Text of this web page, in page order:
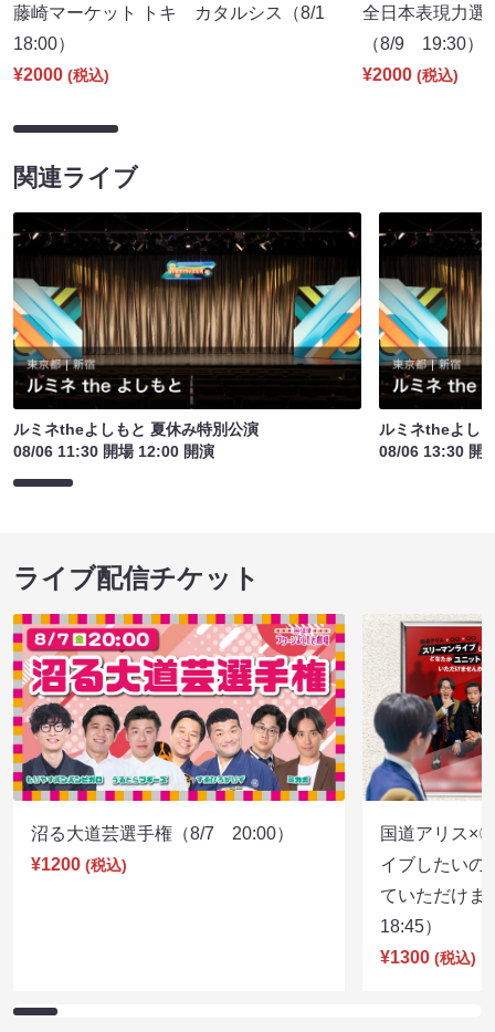
藤崎マーケット トキ カタルシス（8/1
18:00）
¥2000 (税込)
全日本表現力選
（8/9 19:30）
¥2000 (税込)
関連ライブ
ルミネtheよしもと 夏休み特別公演
08/06 11:30 開場 12:00 開演
ルミネtheよし
08/06 13:30 開
ライブ配信チケット
沼る大道芸選手権（8/7 20:00）
¥1200 (税込)
国道アリス×
イブしたいの
ていただけ
18:45）
¥1300 (税込)